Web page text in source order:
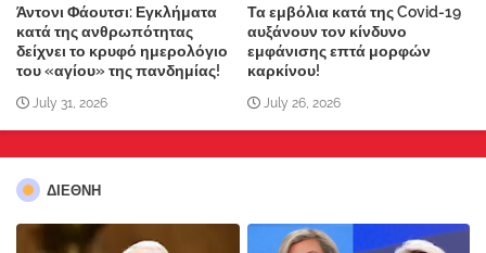
Άντονι Φάουτσι: Εγκλήματα
κατά της ανθρωπότητας
δείχνει το κρυφό ημερολόγιο
του «αγίου» της πανδημίας!
July 31, 2026
Τα εμβόλια κατά της Covid-19
αυξάνουν τον κίνδυνο
εμφάνισης επτά μορφών
καρκίνου!
July 26, 2026
ΔΙΕΘΝΗ